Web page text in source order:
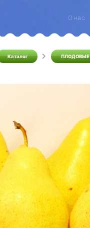
О нас
Каталог ПЛОДОВЫЕ